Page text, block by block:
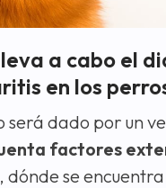
a cabo el
en los
será dado por un
factores
se